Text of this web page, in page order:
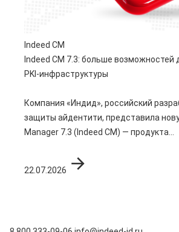
Indeed CM
Indeed CM 7.3: больше
PKI-инфраструктуры
Компания «Индид», российский
защиты айдентити, представила
Manager 7.3 (Indeed CM) — продукта...
22.07.2026